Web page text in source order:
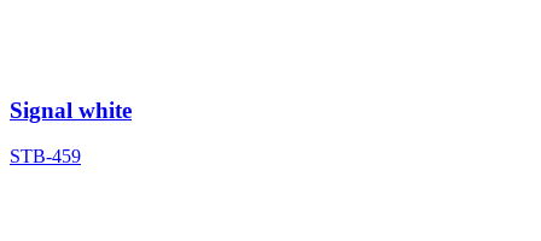
Signal white
STB-459